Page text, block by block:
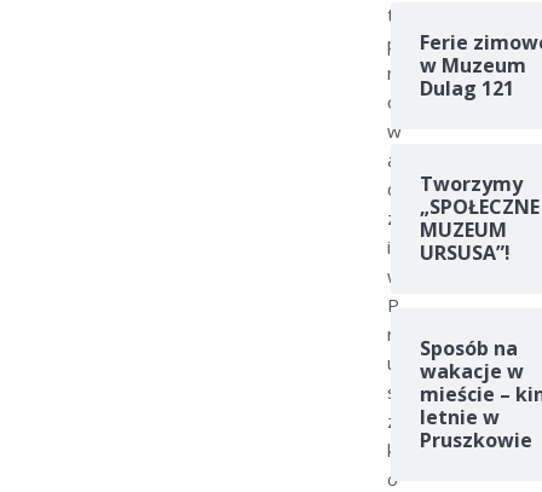
t
p
r
o
w
a
d
z
i
w
P
r
u
s
z
k
o
Ferie
w Muzeum
Dulag 121
Tworzymy
„SPOŁECZNE
MUZEUM
URSUSA”!
Sposób na
wakacje w
mieście –
letnie w
Pruszkowie